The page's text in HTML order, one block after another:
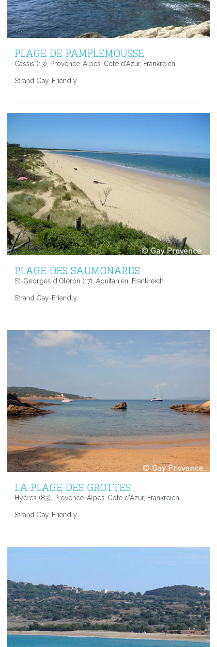
PLAGE DE PAMPLEMOUSSE
Cassis (13), Provence-Alpes-Côte d’Azur, Frankreich
Strand Gay-Friendly
PLAGE DES SAUMONARDS
St-Georges d'Oléron (17), Aquitanien, Frankreich
Strand Gay-Friendly
LA PLAGE DES GROTTES
Hyères (83), Provence-Alpes-Côte d’Azur, Frankreich
Strand Gay-Friendly